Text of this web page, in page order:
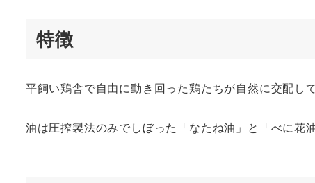
特徴
平飼い鶏舎で自由に動き回った鶏たちが自然に交配し
油は圧搾製法のみでしぼった「なたね油」と「べに花